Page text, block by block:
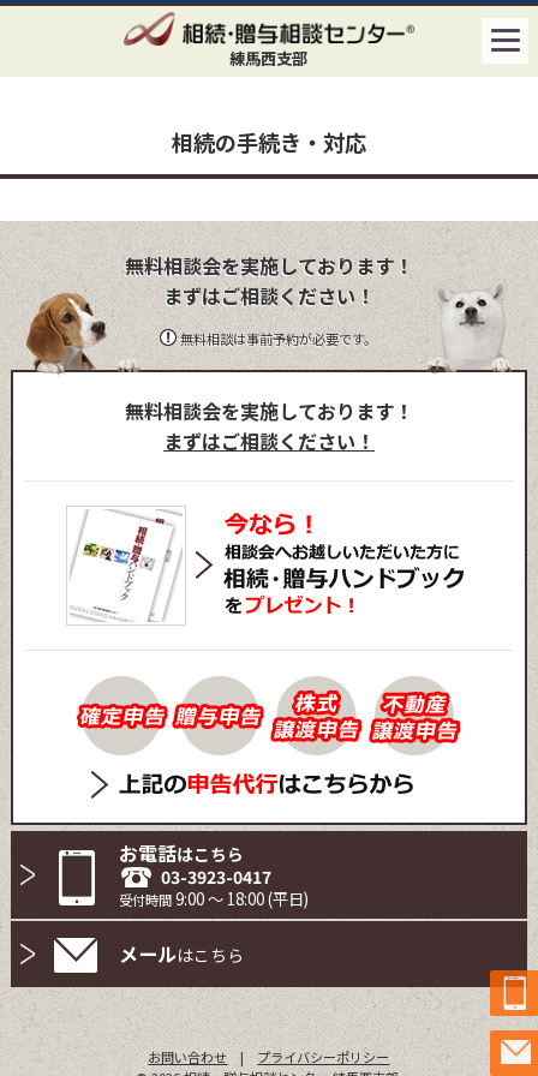
練馬西支部
相続の手続き・対応
無料相談会を実施しております！
まずはご相談ください！
無料相談は事前予約が必要です。
無料相談会を実施しております！
まずはご相談ください！
お電話はこちら
03-3923-0417
受付時間9:00 ～ 18:00 (平日)
メールはこちら
お問い合わせ | プライバシーポリシー